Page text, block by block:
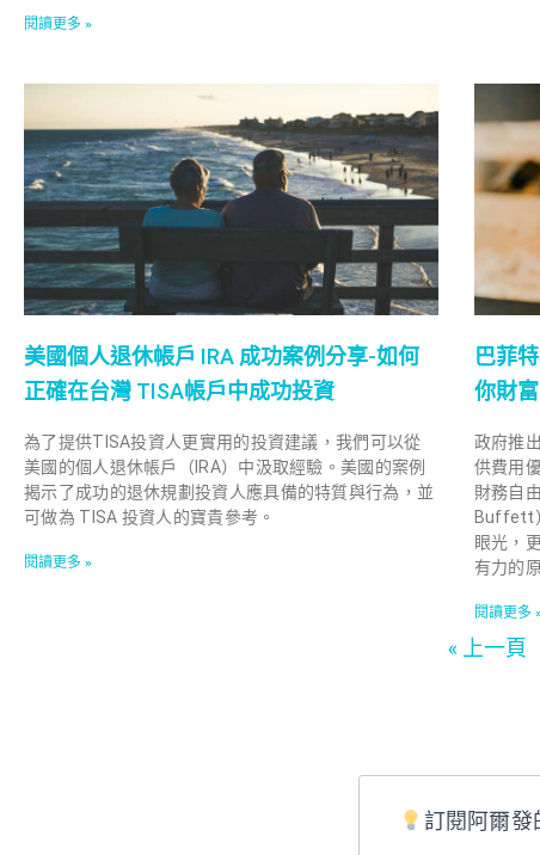
閱讀更多 »
美國個人退休帳戶 IRA 成功案例分享-如何
正確在台灣 TISA帳戶中成功投資
為了提供TISA投資人更實用的投資建議，我們可以從
美國的個人退休帳戶（IRA）中汲取經驗。美國的案例
揭示了成功的退休規劃投資人應具備的特質與行為，並
可做為 TISA 投資人的寶貴參考。
閱讀更多 »
巴菲
你財
政府推
供費用
財務自
Buffett
眼光，
有力的
閱讀更多
« 上一頁
訂閱阿爾發